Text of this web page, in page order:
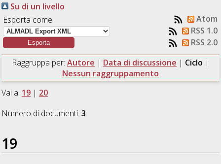
Su di un livello
Esporta come
Atom
RSS 1.0
RSS 2.0
Raggruppa per: Autore | Data di discussione | Ciclo |
Nessun raggruppamento
Vai a: 19 | 20
Numero di documenti:3.
19